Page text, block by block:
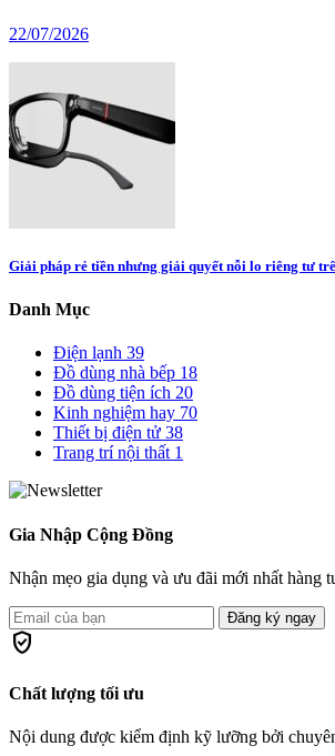
22/07/2026
Giải pháp rẻ tiền nhưng giải quyết nỗi lo riêng tư
Danh Mục
Điện lạnh 39
Đồ dùng nhà bếp 18
Đồ dùng tiện ích 20
Kinh nghiệm hay 70
Thiết bị điện tử 38
Trang trí nội thất 1
Gia Nhập Cộng Đồng
Nhận mẹo gia dụng và ưu đãi mới nhất hàng
Đăng ký ngay
verified_user
Chất lượng tối ưu
Nội dung được kiểm định kỹ lưỡng bởi